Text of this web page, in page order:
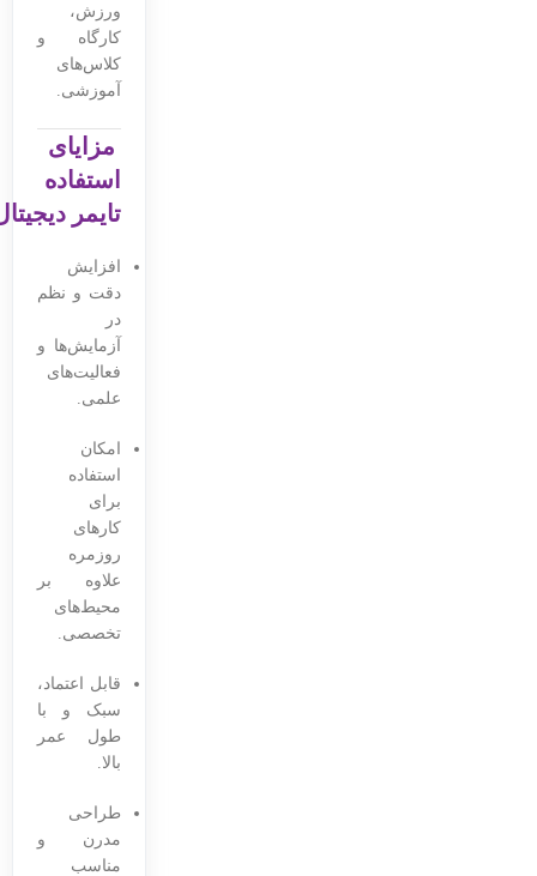
ورزش،
کارگاه و
کلاس‌های
آموزشی.
مزایای
استفاده
تایمر
افزایش
دقت و نظم
در
آزمایش‌ها و
فعالیت‌های
علمی.
امکان
استفاده
برای
کارهای
روزمره
علاوه بر
محیط‌های
تخصصی.
قابل اعتماد،
سبک و با
طول عمر
بالا.
طراحی
مدرن و
مناسب